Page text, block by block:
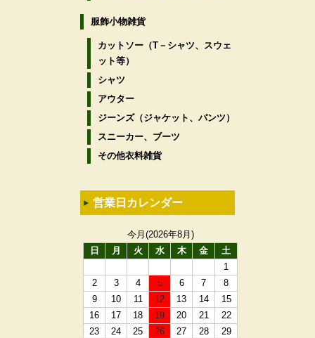
服飾小物雑貨
カットソー（T－シャツ、スウェ
ット等）
シャツ
アウター
ジーンズ（ジャケット、パンツ）
スニーカー、ブーツ
その他衣料雑貨
営業日カレンダー
今月(2026年8月)
日
月 火 水 木 金
土
1
2
3 4 5 6 7
8
9
10 11 12 13 14
15
16
17 18 19 20 21
22
23
24 25 26 27 28
29